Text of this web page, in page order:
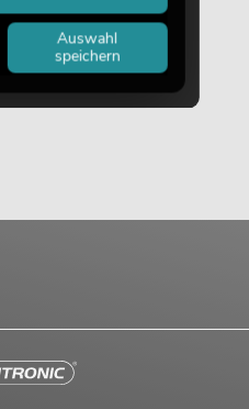
Auswahl
speichern